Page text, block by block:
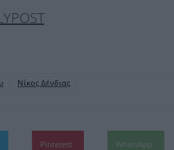
Νίκος Δένδιας
Pinterest WhatsApp